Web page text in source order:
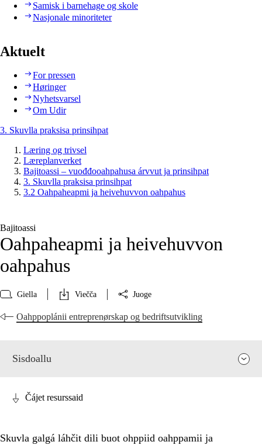
Samisk i barnehage og skole
Nasjonale minoriteter
Aktuelt
For pressen
Høringer
Nyhetsvarsel
Om Udir
3. Skuvlla praksisa prinsihpat
Læring og trivsel
Læreplanverket
Bajitoassi – vuođđooahpahusa árvvut ja prinsihpat
3. Skuvlla praksisa prinsihpat
3.2 Oahpaheapmi ja heivehuvvon oahpahus
Bajitoassi
Oahpaheapmi ja heivehuvvon
oahpahus
Giella Viečča Juoge
Oahppoplánii entreprenørskap og bedriftsutvikling
Sisdoallu
Čájet resurssaid
Skuvla galgá láhčit dili buot ohppiid oahppamii ja